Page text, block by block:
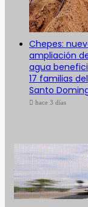
Chepes:
ampliación
agua
17 familias
Santo
hace 3 días